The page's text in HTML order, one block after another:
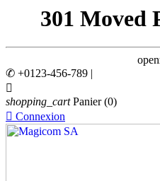
301 Moved
✆ +0123-456-789 |

shopping_cart Panier (0)
 Connexion